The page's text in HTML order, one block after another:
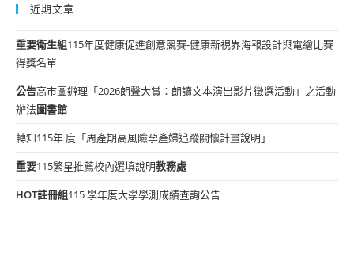
近期文章
重要衛生組115年度健康促進創意競賽-健康新視界海報設計與電繪比賽
得獎名單
公告高市圖辦理「2026朗聲大賞：朗讀文本演出影片徵選活動」之活動
辦法圖書館
轉知115年 度「周產期高風險孕產婦追蹤關懷計畫說明」
重要115繁星推薦校內選填說明教務處
HOT註冊組115 學年度大學學測成績查詢公告